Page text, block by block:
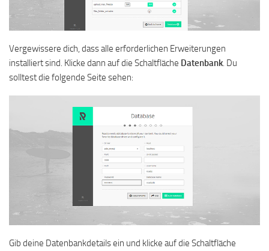
Vergewissere dich, dass alle erforderlichen Erweiterungen
installiert sind. Klicke dann auf die Schaltfläche Datenbank. Du
solltest die folgende Seite sehen:
Gib deine Datenbankdetails ein und klicke auf die Schaltfläche